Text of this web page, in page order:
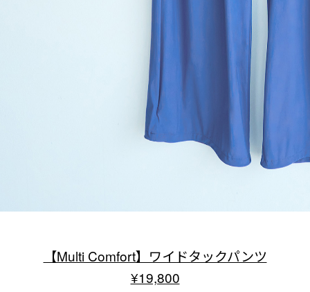
【Multi Comfort】ワイドタックパンツ
¥19,800